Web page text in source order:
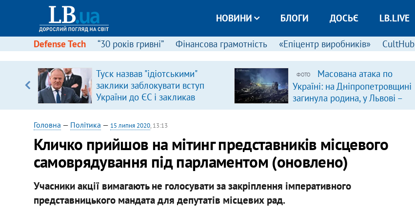
НОВИНИ БЛОГИ ДОСЬЄ LB.LIVE
Defense Tech “30 років гривні” Фінансова грамотність «Епіцентр виробників» CultHub
Туск назвав "ідіотськими"
заклики заблокувати вступ
України до ЄС і закликав
припинити антиукраїнську
риторику
ФОТО
Масована атака по
Україні: на Дніпропетровщині
загинула родина, у Львові –
удар по багатоповерхівках
Головна — Політика — 15 липня 2020, 13:13
Кличко прийшов на мітинг представників місцевого
самоврядування під парламентом (оновлено)
Учасники акції вимагають не голосувати за закріплення імперативного
представницького мандата для депутатів місцевих рад.